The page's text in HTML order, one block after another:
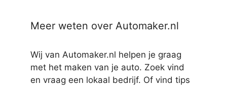
Meer weten over Automaker.nl
Wij van Automaker.nl helpen je graag
met het maken van je auto. Zoek vind
en vraag een lokaal bedrijf. Of vind tips